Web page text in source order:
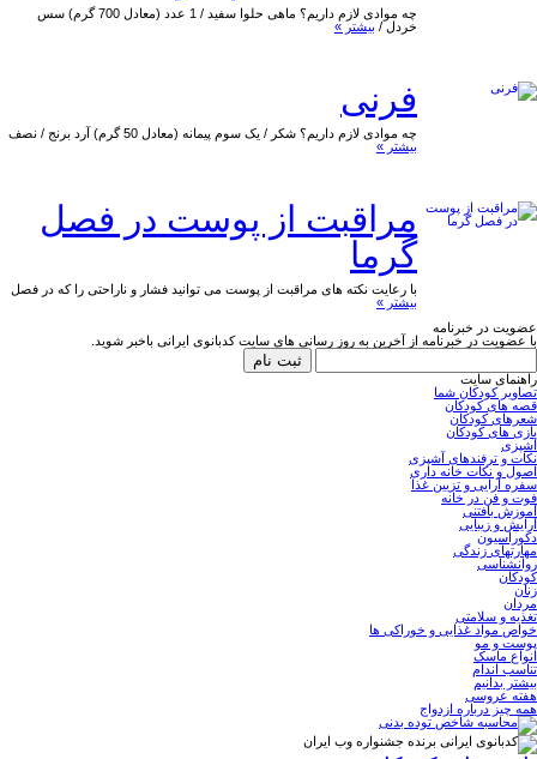
چه موادی لازم داریم؟ ماهی حلوا سفید / 1 عدد (معادل 700 گرم) سس
خردل / بیشتر »
فرنی
چه موادی لازم داریم؟ شکر / یک سوم پیمانه (معادل 50 گرم) آرد برنج / نصف
بیشتر »
مراقبت از پوست در فصل
گرما
با رعایت نکته های مراقبت از پوست می توانید فشار و ناراحتی را که در فصل
بیشتر »
عضویت در خبرنامه
با عضویت در خبرنامه از آخرین به روز رسانی های سایت کدبانوی ایرانی باخبر شوید.
راهنمای سایت
تصاویر کودکان شما
قصه های کودکان
شعرهای کودکان
بازی های کودکان
آشپزی
نکات و ترفندهای آشپزی
اصول و نکات خانه داری
سفره آرایی و تزیین غذا
فوت و فن در خانه
آموزش بافتنی
آرایش و زیبایی
دکوراسیون
مهارتهای زندگی
روانشناسی
کودکان
زنان
مردان
تغذیه و سلامتی
خواص مواد غذایی و خوراکی ها
پوست و مو
انواع ماسک
تناسب اندام
بیشتر بدانیم
هفته عروسی
همه چیز درباره ازدواج